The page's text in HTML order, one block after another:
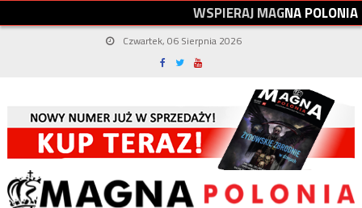
WSPIERAJMAGNAPOLONIA
Czwartek, 06 Sierpnia 2026